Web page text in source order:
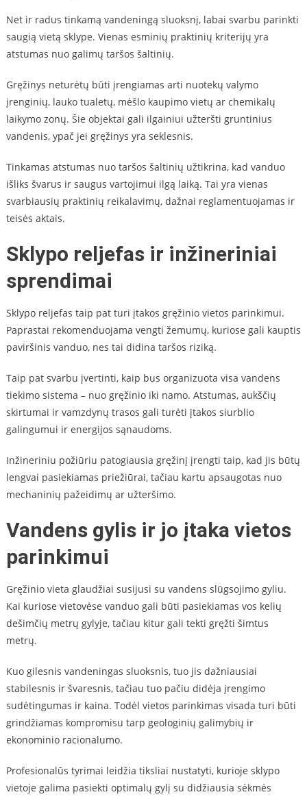
Net ir radus tinkamą vandeningą sluoksnį, labai svarbu parinkti
saugią vietą sklype. Vienas esminių praktinių kriterijų yra
atstumas nuo galimų taršos šaltinių.
Gręžinys neturėtų būti įrengiamas arti nuotekų valymo
įrenginių, lauko tualetų, mėšlo kaupimo vietų ar chemikalų
laikymo zonų. Šie objektai gali ilgainiui užteršti gruntinius
vandenis, ypač jei gręžinys yra seklesnis.
Tinkamas atstumas nuo taršos šaltinių užtikrina, kad vanduo
išliks švarus ir saugus vartojimui ilgą laiką. Tai yra vienas
svarbiausių praktinių reikalavimų, dažnai reglamentuojamas ir
teisės aktais.
Sklypo reljefas ir inžineriniai
sprendimai
Sklypo reljefas taip pat turi įtakos gręžinio vietos parinkimui.
Paprastai rekomenduojama vengti žemumų, kuriose gali kauptis
paviršinis vanduo, nes tai didina taršos riziką.
Taip pat svarbu įvertinti, kaip bus organizuota visa vandens
tiekimo sistema – nuo gręžinio iki namo. Atstumas, aukščių
skirtumai ir vamzdynų trasos gali turėti įtakos siurblio
galingumui ir energijos sąnaudoms.
Inžineriniu požiūriu patogiausia gręžinį įrengti taip, kad jis būtų
lengvai pasiekiamas priežiūrai, tačiau kartu apsaugotas nuo
mechaninių pažeidimų ar užteršimo.
Vandens gylis ir jo įtaka vietos
parinkimui
Gręžinio vieta glaudžiai susijusi su vandens slūgsojimo gyliu.
Kai kuriose vietovėse vanduo gali būti pasiekiamas vos kelių
dešimčių metrų gylyje, tačiau kitur gali tekti gręžti šimtus
metrų.
Kuo gilesnis vandeningas sluoksnis, tuo jis dažniausiai
stabilesnis ir švaresnis, tačiau tuo pačiu didėja įrengimo
sudėtingumas ir kaina. Todėl vietos parinkimas visada turi būti
grindžiamas kompromisu tarp geologinių galimybių ir
ekonominio racionalumo.
Profesionalūs tyrimai leidžia tiksliai nustatyti, kurioje sklypo
vietoje galima pasiekti optimalų gylį su didžiausia sėkmės